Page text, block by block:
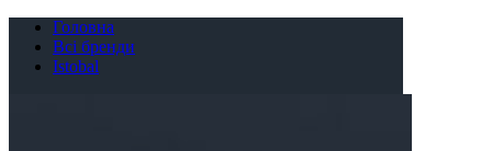
Головна
Всі бренди
Istobal